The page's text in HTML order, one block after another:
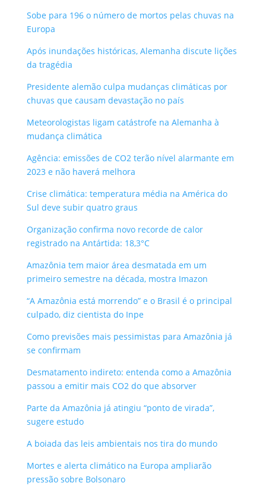
Sobe para 196 o número de mortos pelas chuvas na
Europa
Após inundações históricas, Alemanha discute lições
da tragédia
Presidente alemão culpa mudanças climáticas por
chuvas que causam devastação no país
Meteorologistas ligam catástrofe na Alemanha à
mudança climática
Agência: emissões de CO2 terão nível alarmante em
2023 e não haverá melhora
Crise climática: temperatura média na América do
Sul deve subir quatro graus
Organização confirma novo recorde de calor
registrado na Antártida: 18,3°C
Amazônia tem maior área desmatada em um
primeiro semestre na década, mostra Imazon
“A Amazônia está morrendo” e o Brasil é o principal
culpado, diz cientista do Inpe
Como previsões mais pessimistas para Amazônia já
se confirmam
Desmatamento indireto: entenda como a Amazônia
passou a emitir mais CO2 do que absorver
Parte da Amazônia já atingiu “ponto de virada”,
sugere estudo
A boiada das leis ambientais nos tira do mundo
Mortes e alerta climático na Europa ampliarão
pressão sobre Bolsonaro